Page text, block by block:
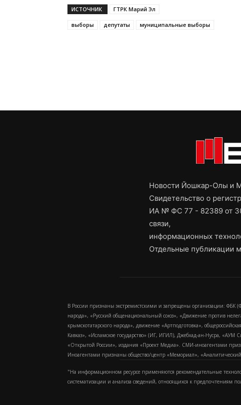
ИСТОЧНИК ГТРК Марий Эл
выборы депутаты муниципальные выборы
Новости Йошкар-Олы и
Свидетельство о
ИА № ФС 77 - 82389 от
связи,
информационных
Отдельные публикации
В России признаны экстремистскими и запрещены организации: ФБК
народа», «Русский общенациональный союз», «Движение против
крымскотатарского народа», движение «Артподготовка»,
Кавказ», «Исламское государство» (ИГ, ИГИЛ), Джебхад-ан-Нусра,
«Открытой России», издания «Проект Медиа». СМИ-иноагентами
Иноагентами признаны общество/центр «Мемориал»,
"На информационном ресурсе применяются рекомендательные
систематизации и анализа сведений, относящихся к предпочтениям